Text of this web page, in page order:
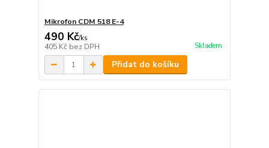
Mikrofon CDM 518 E-4
490 Kč/ks
405 Kč bez DPH Skladem
Přidat do košíku